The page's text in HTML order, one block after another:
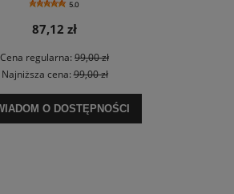
5.0
87,12 zł
Cena regularna: 99,00 zł
Najniższa cena:99,00 zł
O DOSTĘPNOŚCI